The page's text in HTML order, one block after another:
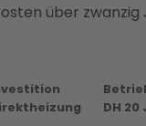
über
DH 20